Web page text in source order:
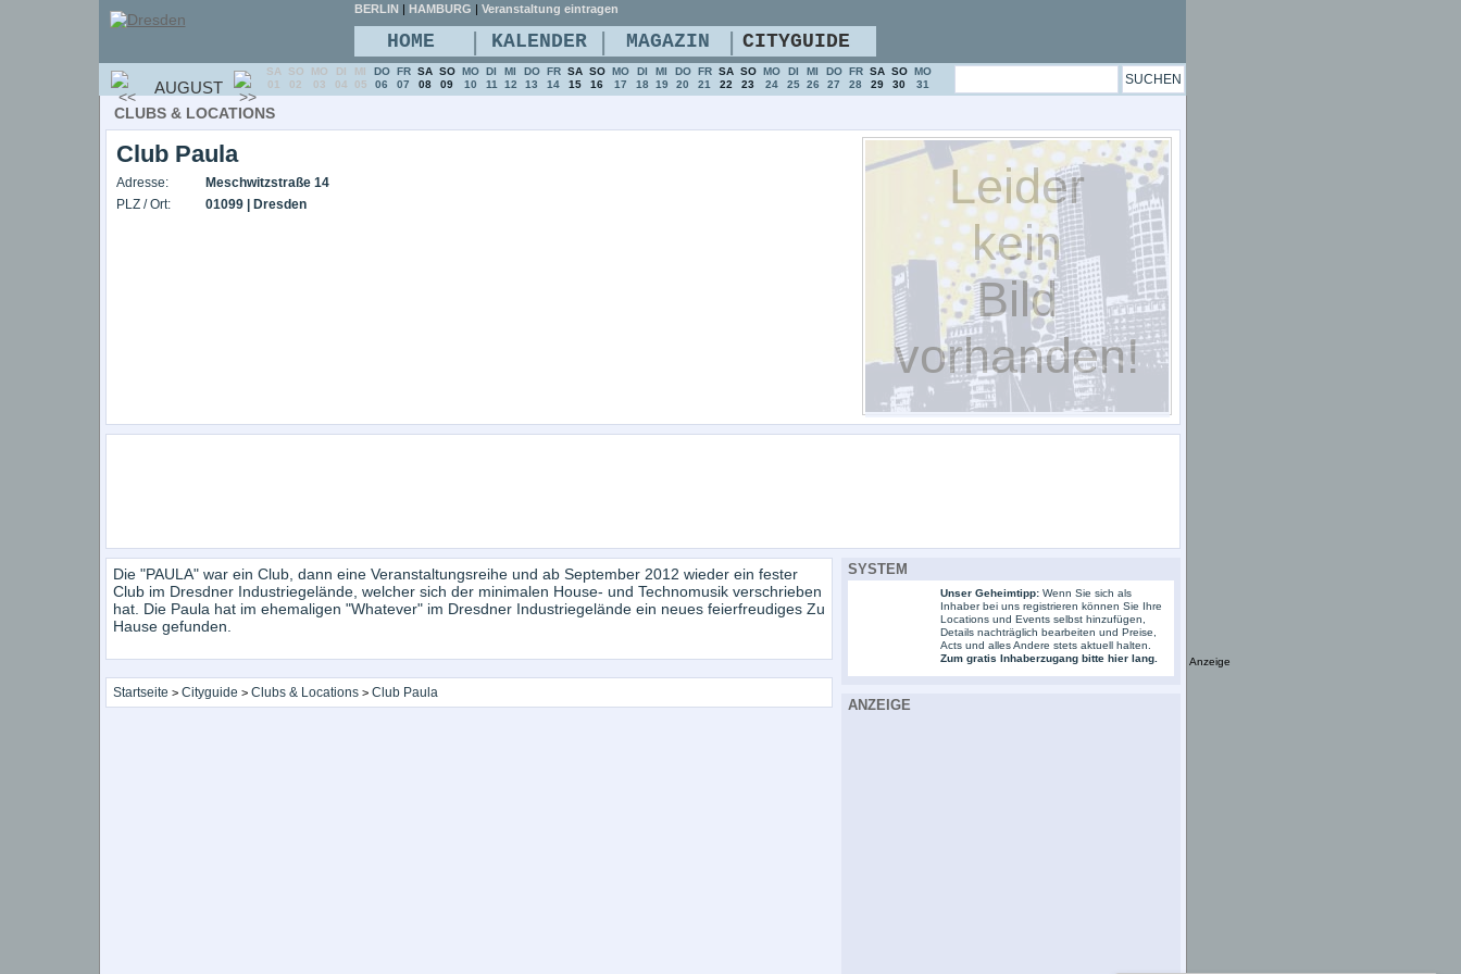
CLUBS & LOCATIONS
Club Paula
Adresse:
Meschwitzstraße 14
PLZ / Ort:
01099 | Dresden
Leider
kein
Bild
vorhanden!
Die "PAULA" war ein Club, dann eine Veranstaltungsreihe und ab September 2012 wieder ein fester
Club im Dresdner Industriegelände, welcher sich der minimalen House- und Technomusik verschrieben
hat. Die Paula hat im ehemaligen "Whatever" im Dresdner Industriegelände ein neues feierfreudiges Zu
Hause gefunden.
Startseite > Cityguide > Clubs & Locations > Club Paula
SYSTEM
Unser Geheimtipp:Wenn Sie sich als
Inhaber bei uns registrieren können Sie Ihre
Locations und Events selbst hinzufügen,
Details nachträglich bearbeiten und Preise,
Acts und alles Andere stets aktuell halten.
Zum gratis Inhaberzugang bitte hier lang.
ANZEIGE
BERLIN | HAMBURG | Veranstaltung eintragen
HOME | KALENDER | MAGAZIN | CITYGUIDE
AUGUST
SA
01
SO
02
MO
03
DI
04
MI
05
DO
06
FR
07
SA
08
SO
09
MO
10
DI
11
MI
12
DO
13
FR
14
SA
15
SO
16
MO
17
DI
18
MI
19
DO
20
FR
21
SA
22
SO
23
MO
24
DI
25
MI
26
DO
27
FR
28
SA
29
SO
30
MO
31
Anzeige